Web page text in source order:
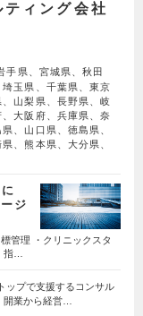
ィング会社
手県、宮城県、秋田
玉県、千葉県、東京
山梨県、長野県、岐
大阪府、兵庫県、奈
、山口県、徳島県、
、熊本県、大分県、
ジ
管理 ・クリニックスタ
指…
ップで支援するコンサル
業から経営…